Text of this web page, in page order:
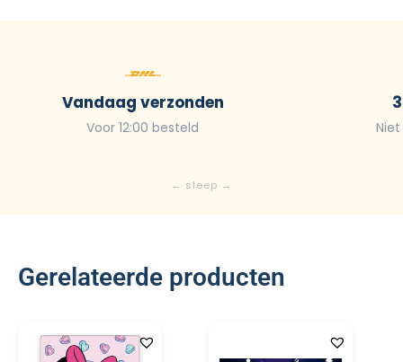
Vandaag verzonden
Voor 12:00 besteld
Gerelateerde producten